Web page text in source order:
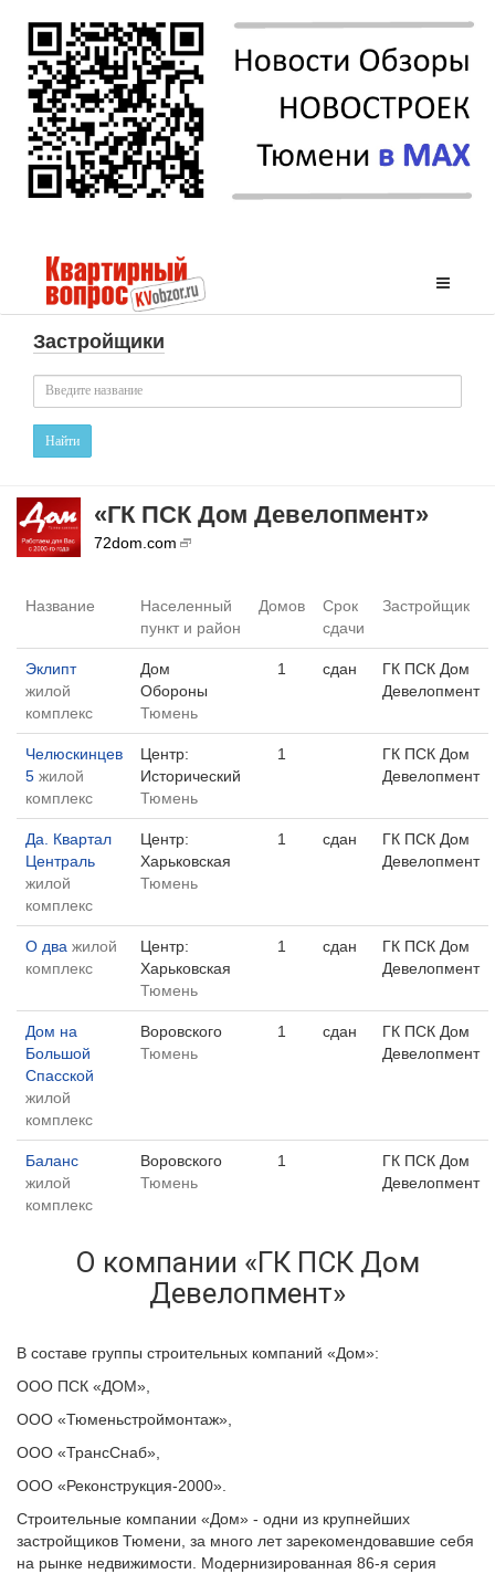
Застройщики
Найти
«ГК ПСК Дом Девелопмент»
72dom.com
Название
Населенный
пункт и район
Домов
Срок
сдачи
Застройщик
Эклипт
жилой
комплекс
Дом
Обороны
Тюмень
1 сдан
ГК ПСК Дом
Девелопмент
Челюскинцев
5 жилой
комплекс
Центр:
Исторический
Тюмень
1
ГК ПСК Дом
Девелопмент
Да. Квартал
Централь
жилой
комплекс
Центр:
Харьковская
Тюмень
1 сдан
ГК ПСК Дом
Девелопмент
О два жилой
комплекс
Центр:
Харьковская
Тюмень
1 сдан
ГК ПСК Дом
Девелопмент
Дом на
Большой
Спасской
жилой
комплекс
Воровского
Тюмень
1 сдан
ГК ПСК Дом
Девелопмент
Баланс
жилой
комплекс
Воровского
Тюмень
1
ГК ПСК Дом
Девелопмент
О компании «ГК ПСК Дом
Девелопмент»
В составе группы строительных компаний «Дом»:
ООО ПСК «ДОМ»,
ООО «Тюменьстроймонтаж»,
ООО «ТрансСнаб»,
ООО «Реконструкция-2000».
Строительные компании «Дом» - одни из крупнейших
застройщиков Тюмени, за много лет зарекомендовавшие себя
на рынке недвижимости. Модернизированная 86-я серия